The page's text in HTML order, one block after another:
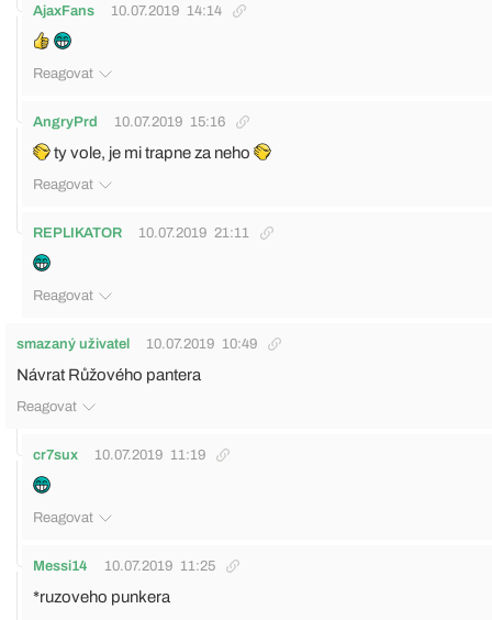
AjaxFans 10.07.2019 14:14
Reagovat
AngryPrd 10.07.2019 15:16
ty vole, je mi trapne za neho
Reagovat
REPLIKATOR 10.07.2019 21:11
Reagovat
smazaný uživatel 10.07.2019 10:49
Návrat Růžového pantera
Reagovat
cr7sux 10.07.2019 11:19
Reagovat
Messi14 10.07.2019 11:25
*ruzoveho punkera